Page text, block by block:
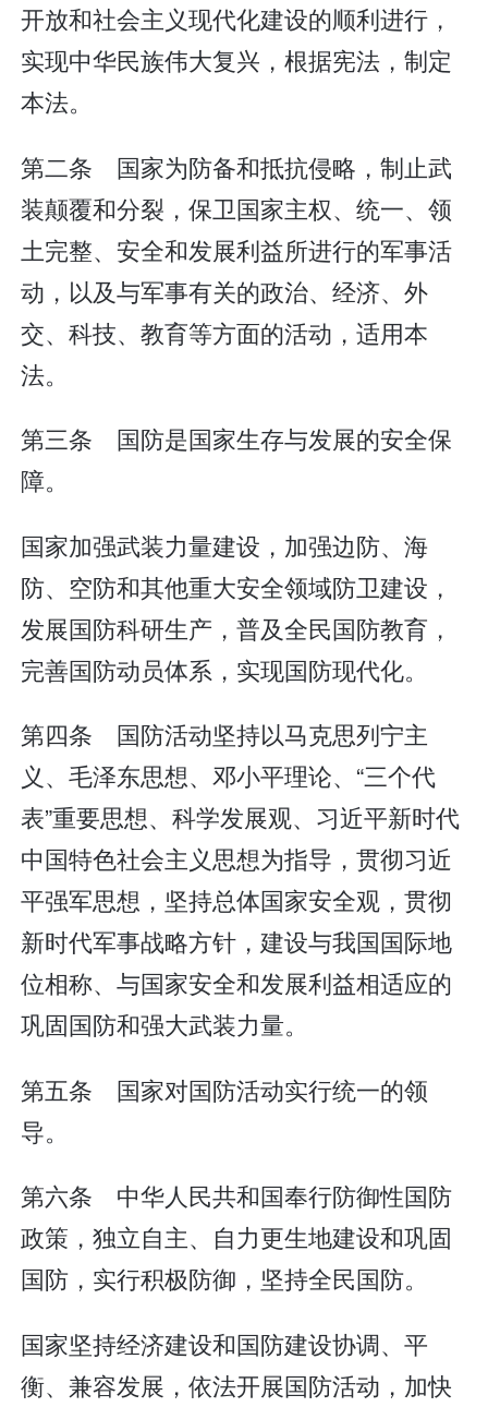
开放和社会主义现代化建设的顺利进行，
实现中华民族伟大复兴，根据宪法，制定
本法。
第二条 国家为防备和抵抗侵略，制止武
装颠覆和分裂，保卫国家主权、统一、领
土完整、安全和发展利益所进行的军事活
动，以及与军事有关的政治、经济、外
交、科技、教育等方面的活动，适用本
法。
第三条 国防是国家生存与发展的安全保
障。
国家加强武装力量建设，加强边防、海
防、空防和其他重大安全领域防卫建设，
发展国防科研生产，普及全民国防教育，
完善国防动员体系，实现国防现代化。
第四条 国防活动坚持以马克思列宁主
义、毛泽东思想、邓小平理论、“三个代
表”重要思想、科学发展观、习近平新时代
中国特色社会主义思想为指导，贯彻习近
平强军思想，坚持总体国家安全观，贯彻
新时代军事战略方针，建设与我国国际地
位相称、与国家安全和发展利益相适应的
巩固国防和强大武装力量。
第五条 国家对国防活动实行统一的领
导。
第六条 中华人民共和国奉行防御性国防
政策，独立自主、自力更生地建设和巩固
国防，实行积极防御，坚持全民国防。
国家坚持经济建设和国防建设协调、平
衡、兼容发展，依法开展国防活动，加快